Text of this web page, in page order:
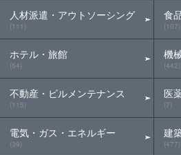
人材派遣・アウトソーシング
(111)
ホテル・旅館
(54)
不動産・ビルメンテナンス
(115)
電気・ガス・エネルギー
(39)
食
(107)
機
(442)
医
(7)
建
(477)